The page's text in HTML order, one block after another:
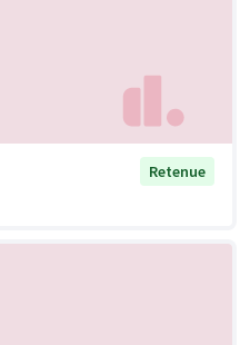
Retenue